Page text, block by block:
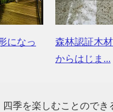
になっ
森林認証木
からはじま...
季を楽しむことので